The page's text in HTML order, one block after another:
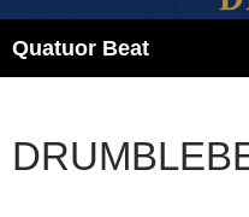
Quatuor Beat